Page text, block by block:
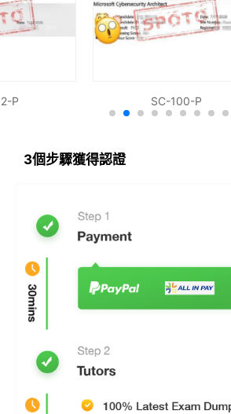
只要三五天考完，把習題答對，答對就
P SC-100-P
3個步驟獲得認證